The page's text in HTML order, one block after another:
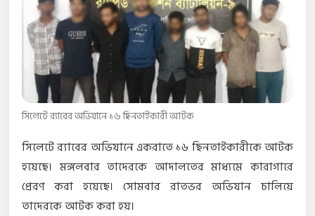
সিলেটে র‌্যাবের অভিযানে ১৬ ছিনতাইকারী আটক
সিলেটে র‌্যাবের অভিযানে একরাতে ১৬ ছিনতাইকারীকে আটক
হয়েছে। মঙ্গলবার তাদেরকে আদালতের মাধ্যমে কারাগারে
প্রেরণ করা হয়েছে। সোমবার রাতভর অভিযান চালিয়ে
তাদেরকে আটক করা হয়।